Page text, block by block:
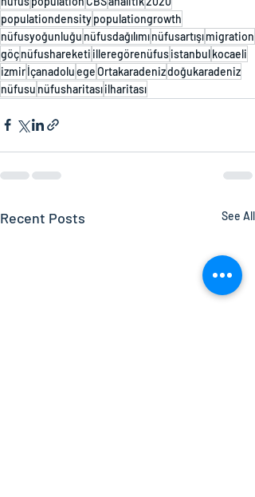
populationdensitypopulationgrowth
nüfusyoğunluğu nüfusdağılımınüfusartışımigration
göçnüfushareketi illeregörenüfusistanbulkocaeli
izmirİçanadoluegeOrtakaradenizdoğukaradeniz
nüfusu nüfusharitasıilharitası
Recent Posts See All